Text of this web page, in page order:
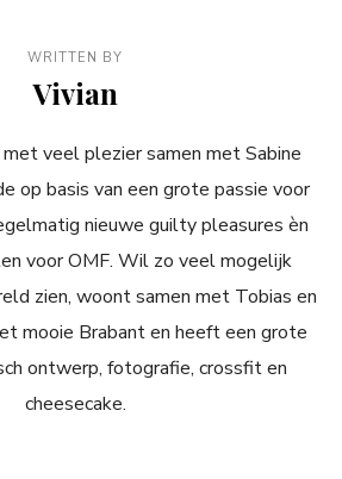
WRITTEN BY
Vivian
veel plezier samen met Sabine
op basis van een grote passie voor
nieuwe guilty pleasures èn
voor OMF. Wil zo veel mogelijk
zien, woont samen met Tobias en
mooie Brabant en heeft een grote
ontwerp, fotografie, crossfit en
cheesecake.